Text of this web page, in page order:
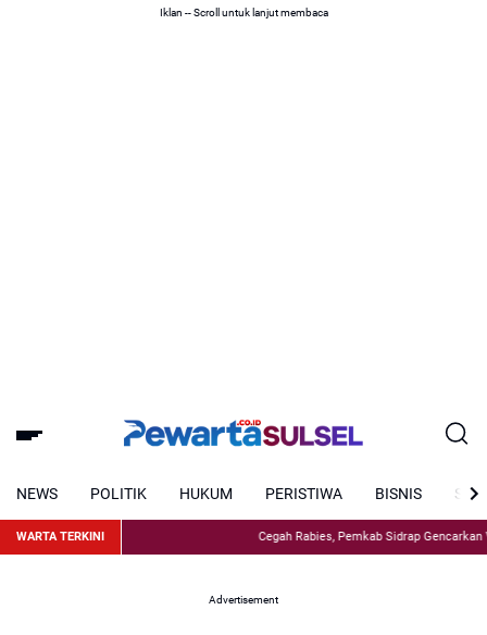
Iklan -- Scroll untuk lanjut membaca
NEWS POLITIK HUKUM PERISTIWA BISNIS
WARTA TERKINI Cegah Rabies, Pemkab Sidrap Gencarkan
Advertisement